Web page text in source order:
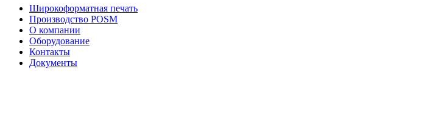
Широкоформатная печать
Производство POSM
О компании
Оборудование
Контакты
Документы